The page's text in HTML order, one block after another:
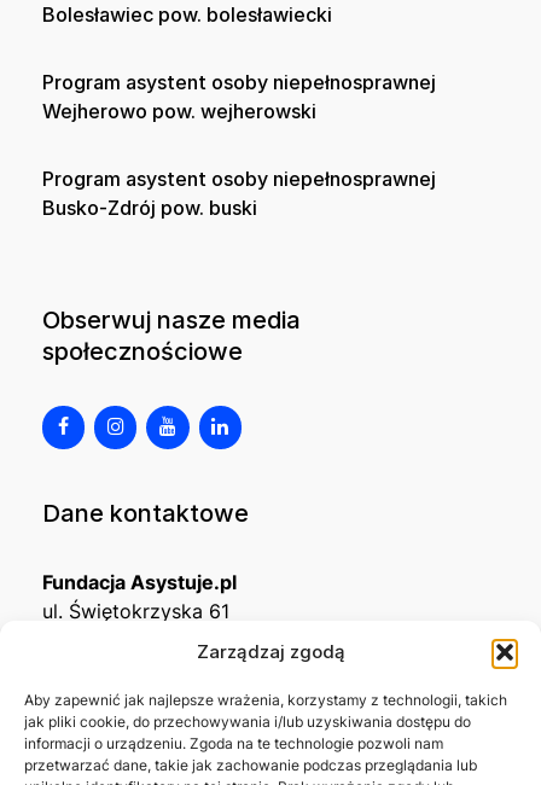
Zarządzaj zgodą
Aby zapewnić jak najlepsze wrażenia, korzystamy z technologii, takich
jak pliki cookie, do przechowywania i/lub uzyskiwania dostępu do
informacji o urządzeniu. Zgoda na te technologie pozwoli nam
przetwarzać dane, takie jak zachowanie podczas przeglądania lub
Bolesławiec pow. bolesławiecki
Program asystent osoby niepełnosprawnej
Wejherowo pow. wejherowski
Program asystent osoby niepełnosprawnej
Busko-Zdrój pow. buski
Obserwuj nasze media
społecznościowe
Dane kontaktowe
Fundacja Asystuje.pl
ul. Świętokrzyska 61
KRS0001215994
NIP5492488380
REGON543667703